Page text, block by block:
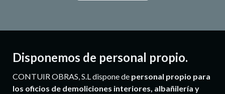
Disponemos de personal propio.
CONTUIR OBRAS, S.L dispone de personal propio para
los oficios de demoliciones interiores, albañilería y